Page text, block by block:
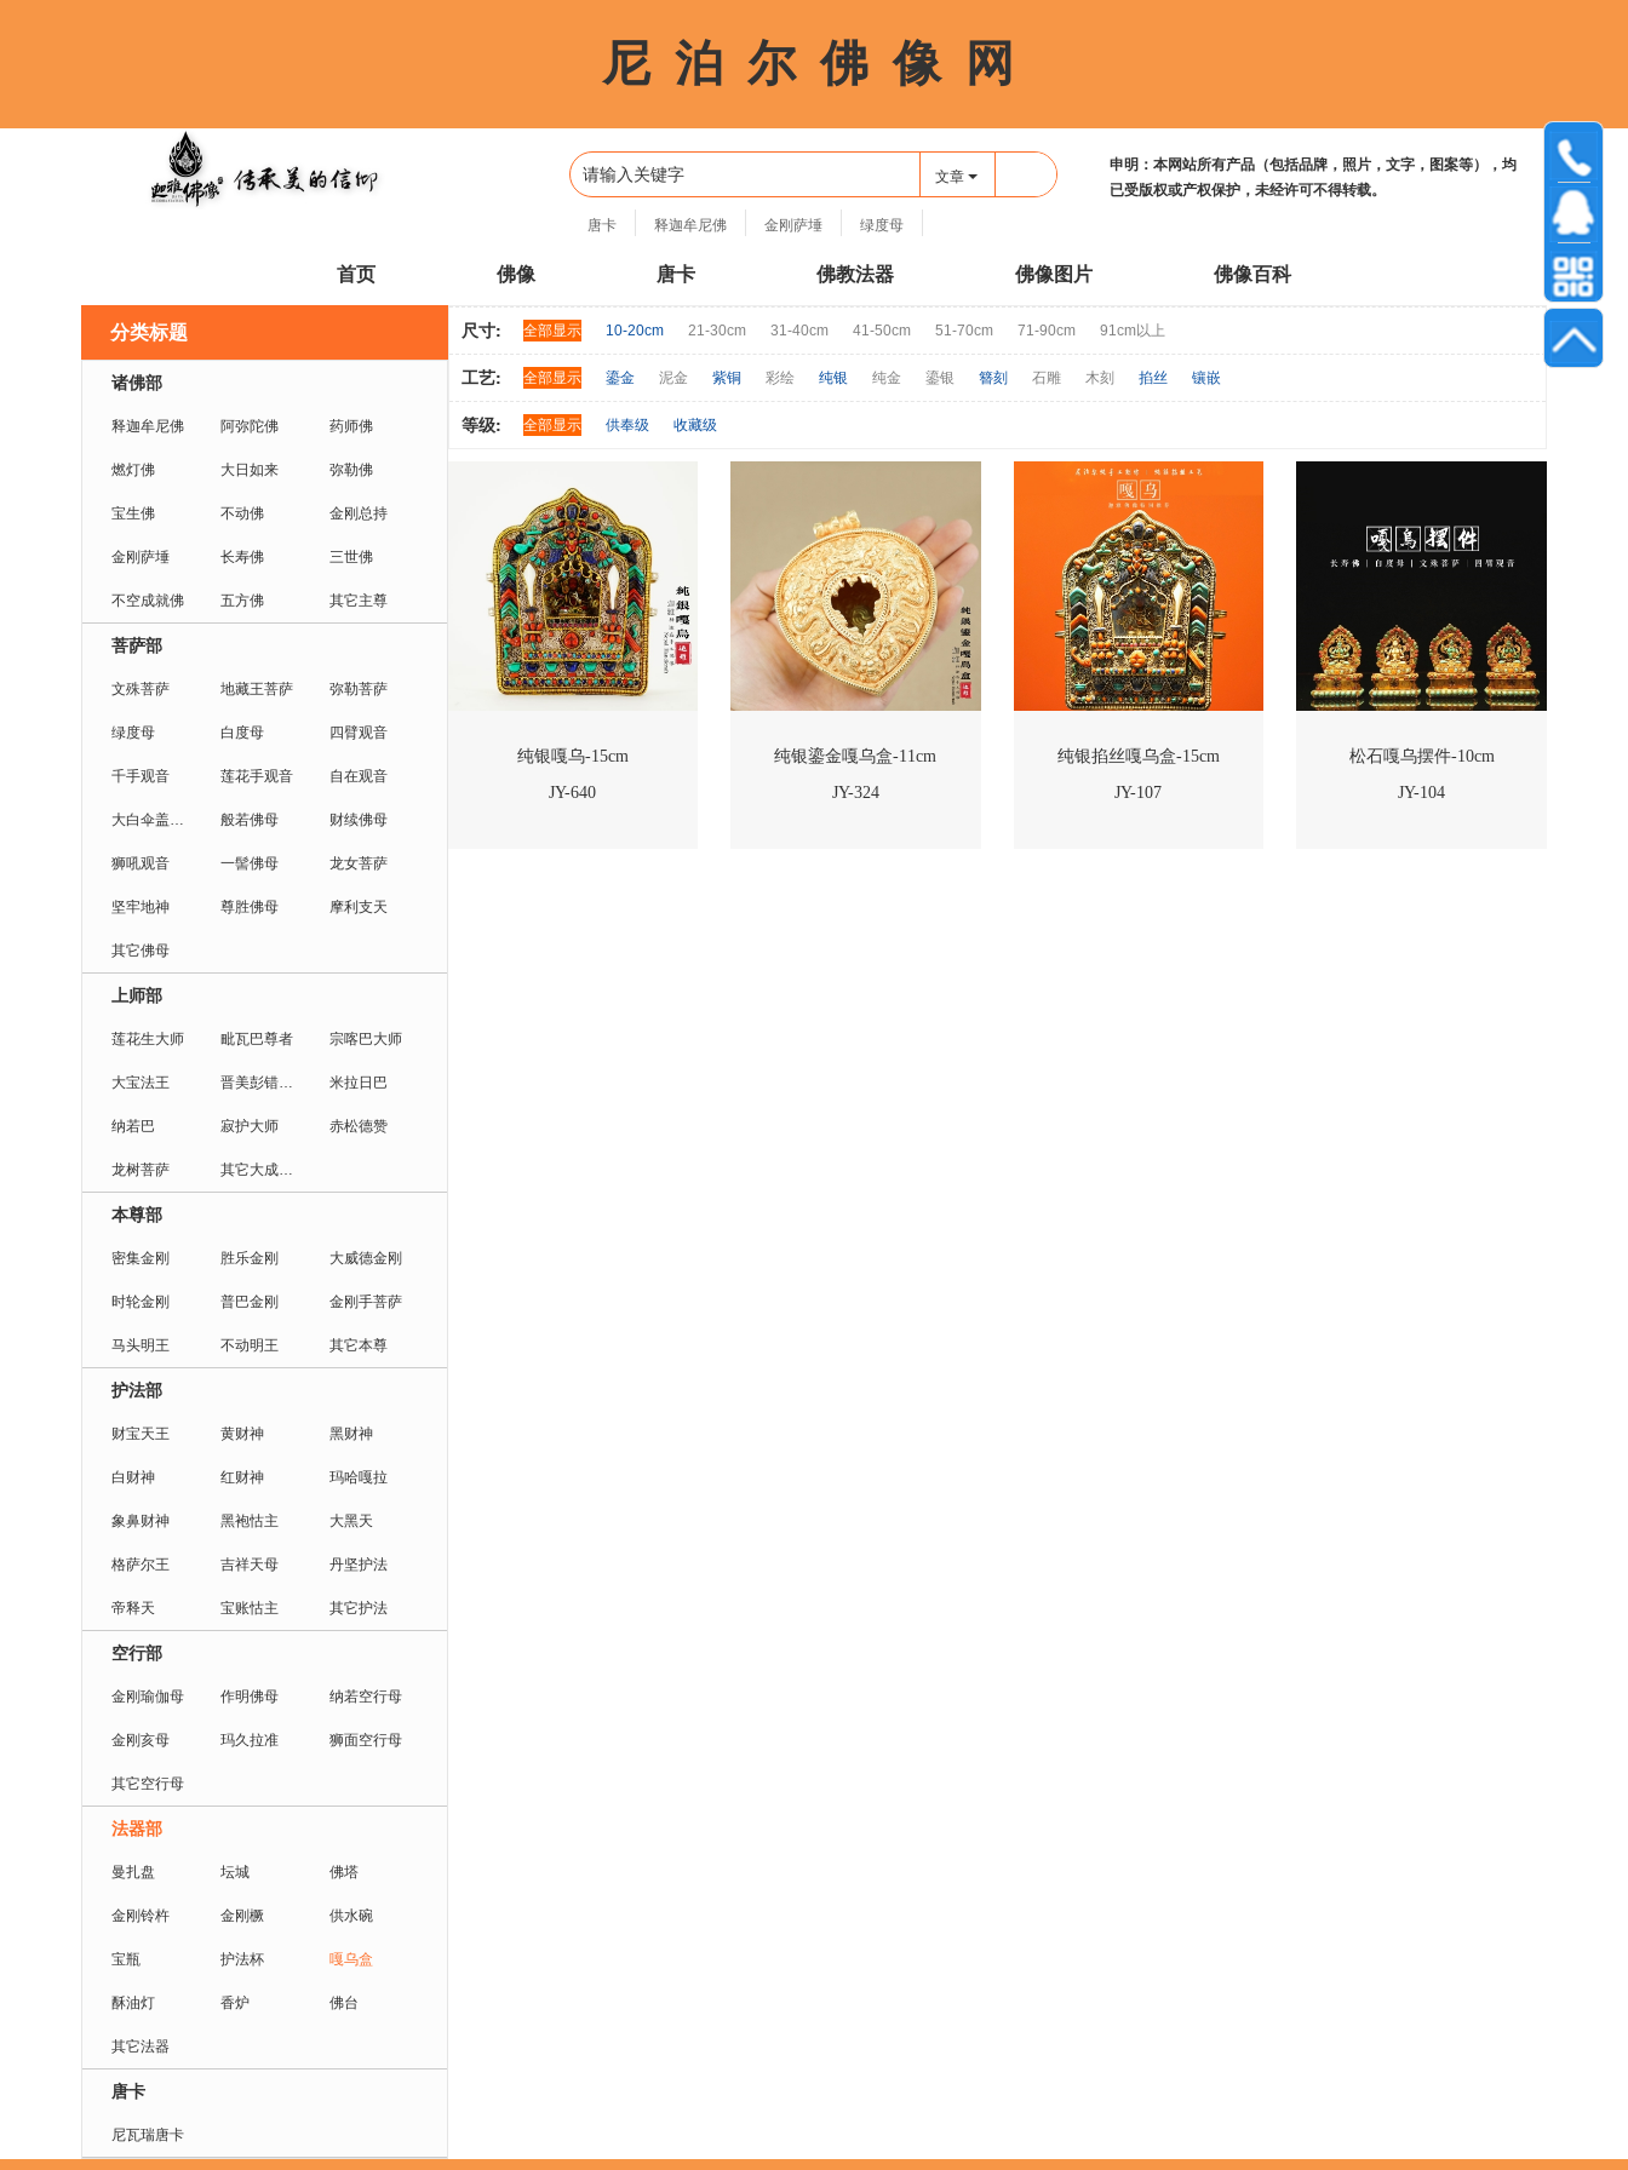
尼 泊 尔 佛 像 网
文章
唐卡 释迦牟尼佛 金刚萨埵 绿度母
申明：本网站所有产品（包括品牌，照片，文字，图案等），均
已受版权或产权保护，未经许可不得转载。
首页 佛像 唐卡 佛教法器 佛像图片 佛像百科
分类标题
诸佛部
释迦牟尼佛 阿弥陀佛 药师佛
燃灯佛 大日如来 弥勒佛
宝生佛 不动佛 金刚总持
金刚萨埵 长寿佛 三世佛
不空成就佛 五方佛 其它主尊
菩萨部
文殊菩萨 地藏王菩萨 弥勒菩萨
绿度母 白度母 四臂观音
千手观音 莲花手观音 自在观音
般若佛母 财续佛母
狮吼观音 一髻佛母 龙女菩萨
坚牢地神 尊胜佛母 摩利支天
其它佛母
上师部
莲花生大师 毗瓦巴尊者 宗喀巴大师
大宝法王 米拉日巴
纳若巴 寂护大师 赤松德赞
龙树菩萨
本尊部
密集金刚 胜乐金刚 大威德金刚
时轮金刚 普巴金刚 金刚手菩萨
马头明王 不动明王 其它本尊
护法部
财宝天王 黄财神 黑财神
白财神 红财神 玛哈嘎拉
象鼻财神 黑袍怙主 大黑天
格萨尔王 吉祥天母 丹坚护法
帝释天 宝账怙主 其它护法
空行部
金刚瑜伽母 作明佛母 纳若空行母
金刚亥母 玛久拉准 狮面空行母
其它空行母
法器部
曼扎盘 坛城 佛塔
金刚铃杵 金刚橛 供水碗
宝瓶 护法杯 嘎乌盒
酥油灯 香炉 佛台
其它法器
唐卡
尼瓦瑞唐卡
尺寸: 全部显示 10-20cm 21-30cm 31-40cm 41-50cm 51-70cm 71-90cm 91cm以上
工艺: 全部显示 鎏金 泥金 紫铜 彩绘 纯银 纯金 鎏银 簪刻 石雕 木刻 掐丝 镶嵌
等级: 全部显示 供奉级 收藏级
纯银嘎乌-15cm
JY-640
纯银鎏金嘎乌盒-11cm
JY-324
纯银掐丝嘎乌盒-15cm
JY-107
松石嘎乌摆件-10cm
JY-104